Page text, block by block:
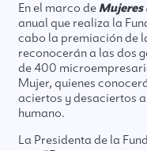
En el marco deMujeres
anual que realiza la
cabo la premiación de
reconocerán a las dos
de 400
Mujer, quienes
aciertos y desaciertos
humano.
La Presidenta de la